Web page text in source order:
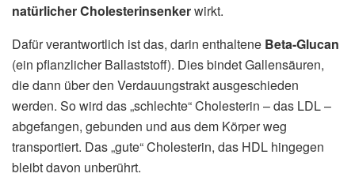
natürlicher Cholesterinsenkerwirkt.
Dafür verantwortlich ist das, darin enthaltene Beta-Glucan
(ein pflanzlicher Ballaststoff). Dies bindet Gallensäuren,
die dann über den Verdauungstrakt ausgeschieden
werden. So wird das „schlechte“ Cholesterin – das LDL –
abgefangen, gebunden und aus dem Körper weg
transportiert. Das „gute“ Cholesterin, das HDL hingegen
bleibt davon unberührt.